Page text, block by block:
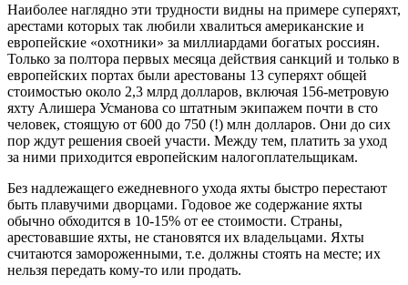
Наиболее наглядно эти трудности видны на примере суперяхт,
арестами которых так любили хвалиться американские и
европейские «охотники» за миллиардами богатых россиян.
Только за полтора первых месяца действия санкций и только в
европейских портах были арестованы 13 суперяхт общей
стоимостью около 2,3 млрд долларов, включая 156-метровую
яхту Алишера Усманова со штатным экипажем почти в сто
человек, стоящую от 600 до 750 (!) млн долларов. Они до сих
пор ждут решения своей участи. Между тем, платить за уход
за ними приходится европейским налогоплательщикам.
Без надлежащего ежедневного ухода яхты быстро перестают
быть плавучими дворцами. Годовое же содержание яхты
обычно обходится в 10-15% от ее стоимости. Страны,
арестовавшие яхты, не становятся их владельцами. Яхты
считаются замороженными, т.е. должны стоять на месте; их
нельзя передать кому-то или продать.